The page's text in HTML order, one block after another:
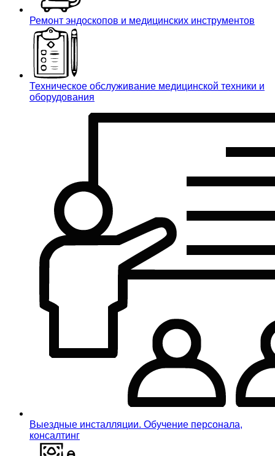
Ремонт эндоскопов и медицинских инструментов
Техническое обслуживание медицинской техники и
оборудования
Выездные инсталляции. Обучение персонала,
консалтинг